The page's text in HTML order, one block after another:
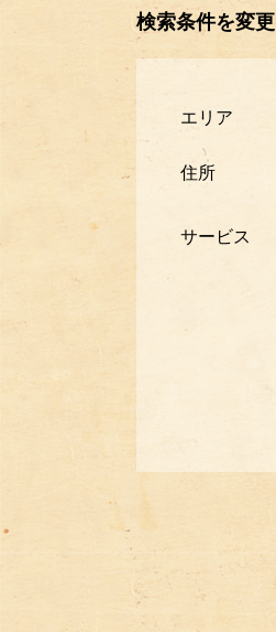
検索条件を変更
エリア
住所
サービス